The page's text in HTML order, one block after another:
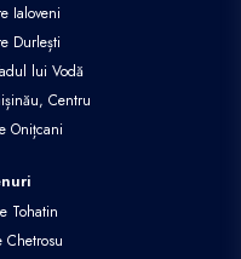
Ialoveni
Durlești
lui Vodă
Centru
Onițcani
Tohatin
Chetrosu